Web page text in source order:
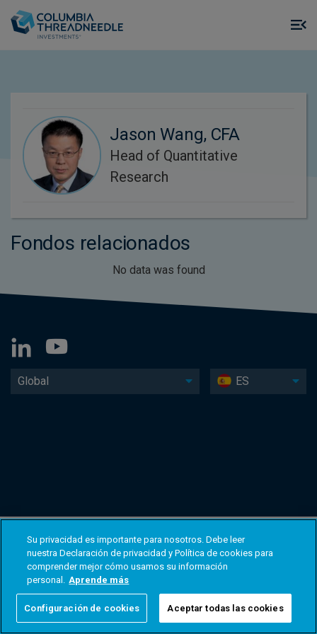
Jason Wang, CFA
Head of Quantitative
Research
Fondos relacionados
No data was found
Global ES
Su privacidad es importante para nosotros. Debe leer
nuestra Declaración de privacidad y Política de cookies para
comprender mejor cómo usamos su información
personal. Aprende más
Configuración de cookies Aceptar todas las cookies